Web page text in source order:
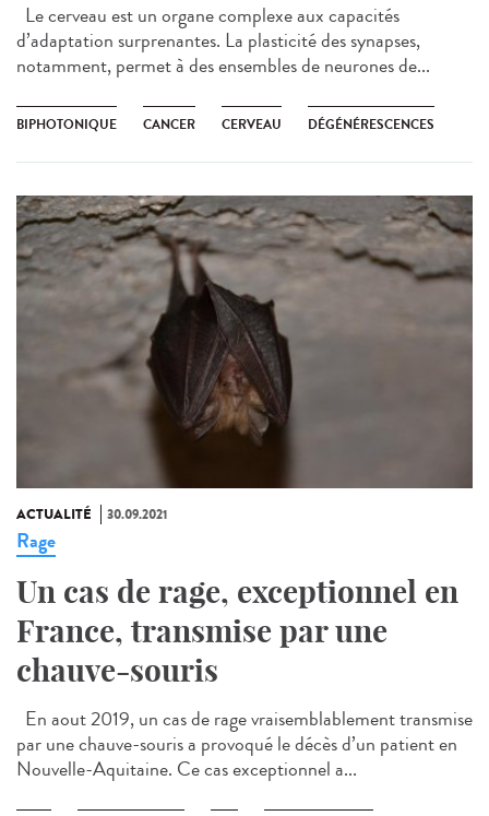
Le cerveau est un organe complexe aux capacités
d’adaptation surprenantes. La plasticité des synapses,
notamment, permet à des ensembles de neurones de...
BIPHOTONIQUE CANCER CERVEAU DÉGÉNÉRESCENCES
ACTUALITÉ 30.09.2021
Rage
Un cas de rage, exceptionnel en
France, transmise par une
chauve-souris
En aout 2019, un cas de rage vraisemblablement transmise
par une chauve-souris a provoqué le décès d’un patient en
Nouvelle-Aquitaine. Ce cas exceptionnel a...